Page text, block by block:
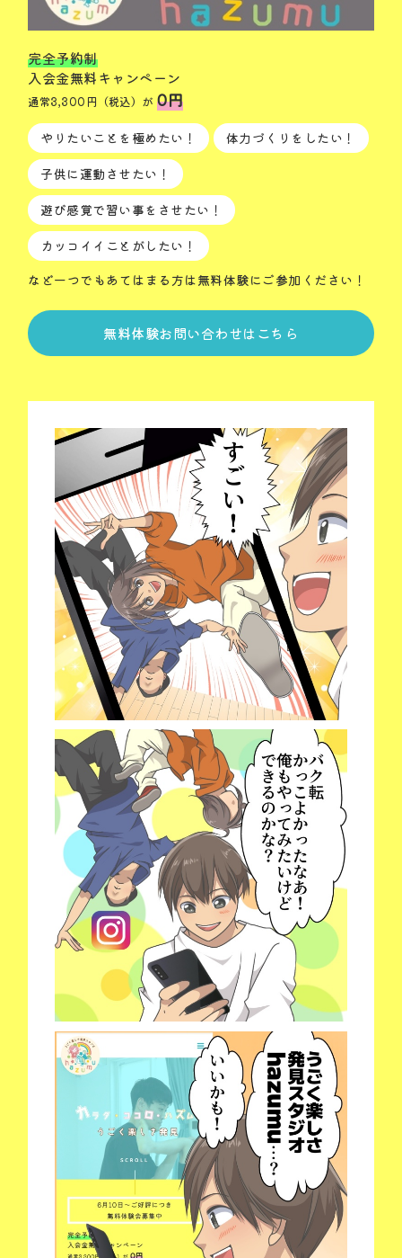
完全予約制
入会金無料キャンペーン
通常3,300円（税込）が 0円
やりたいことを極めたい！
体力づくりをしたい！
子供に運動させたい！
遊び感覚で習い事をさせたい！
カッコイイことがしたい！
など一つでもあてはまる方は無料体験にご参加ください！
無料体験お問い合わせはこちら